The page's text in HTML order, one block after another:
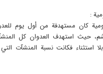
:
كان مستهدفة من أول يوم
حيث استهدف العدوان كل